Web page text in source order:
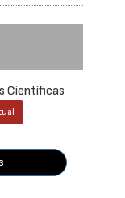
Científicas